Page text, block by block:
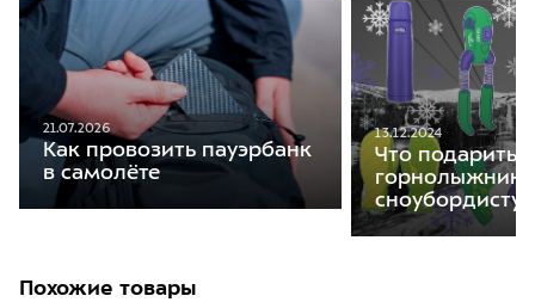
21.07.2026
Как провозить пауэрбанк
в самолёте
13.12.2024
Что подарить
сноубордисту
Похожие товары